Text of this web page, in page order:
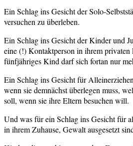
Ein Schlag ins Gesicht der Solo-
versuchen zu überleben.
Ein Schlag ins Gesicht der Kinder und
eine (!) Kontaktperson in ihrem privaten
fünfjähriges Kind darf sich fortan nur
Ein Schlag ins Gesicht für
wenn sie demnächst überlegen muss,
soll, wenn sie ihre Eltern besuchen will.
Und was für ein Schlag ins Gesicht für
in ihrem Zuhause, Gewalt ausgesetzt